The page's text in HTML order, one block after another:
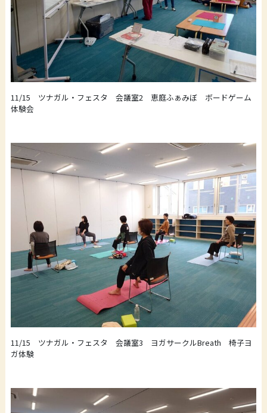
11/15 ツナガル・フェスタ 会議室2 恵庭ふぁみぼ ボードゲーム
体験会
11/15 ツナガル・フェスタ 会議室3 ヨガサークルBreath 椅子ヨ
ガ体験